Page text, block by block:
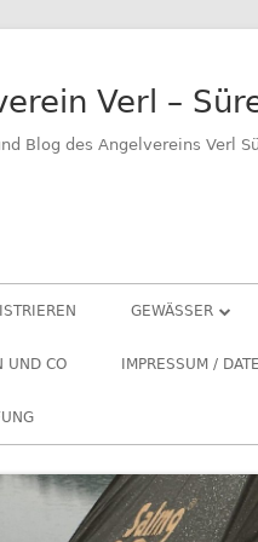
Verl –
Blog des Angelvereins Verl
GEWÄSSER
VERLER SEE
UND CO IMPRESSUM /